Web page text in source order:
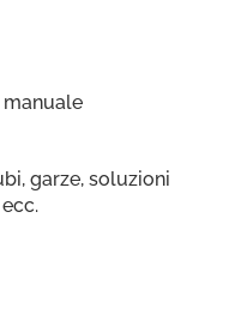
garze, soluzioni